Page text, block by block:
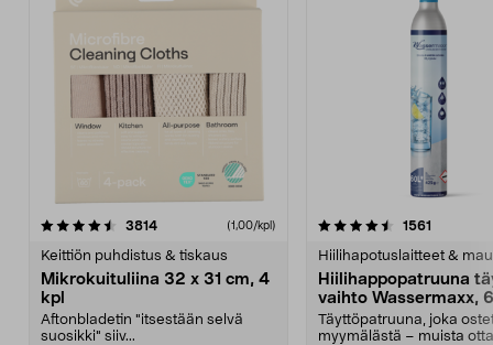
3814arvostelut (1,00/kpl)
Keittiön puhdistus & tiskaus
Mikrokuituliina 32 x 31 cm, 4
kpl
Aftonbladetin "itsestään selvä
suosikki" siiv...
4.5viidestä
1561
Hiilihapotuslaitteet &
Hiilihappopatruuna
vaihto Wassermaxx,
Täyttöpatruuna, joka
myymälästä – muista
4.5viidestä